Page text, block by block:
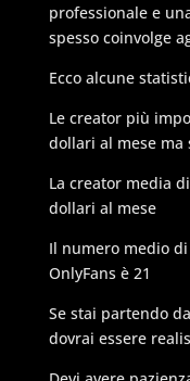
professionale e
spesso coinvolge
Ecco alcune
Le creator più
dollari al mese ma
La creator media
dollari al mese
Il numero medio
OnlyFans è 21
Se stai partendo
dovrai essere